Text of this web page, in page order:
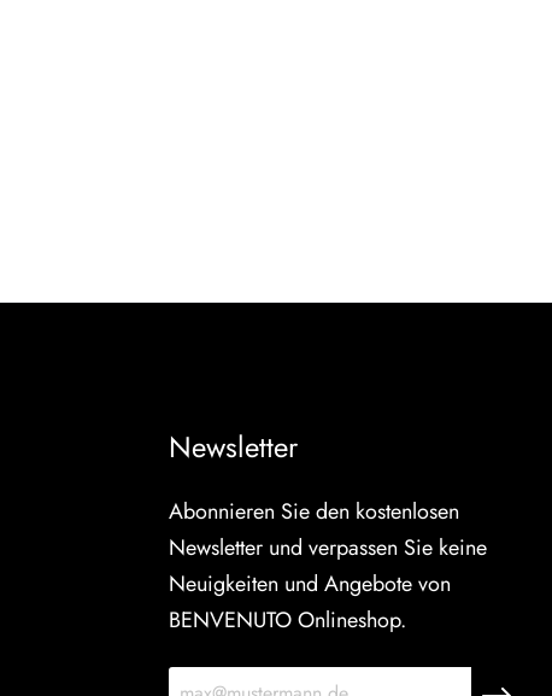
Newsletter
Abonnieren Sie den kostenlosen
Newsletter und verpassen Sie keine
Neuigkeiten und Angebote von
BENVENUTO Onlineshop.